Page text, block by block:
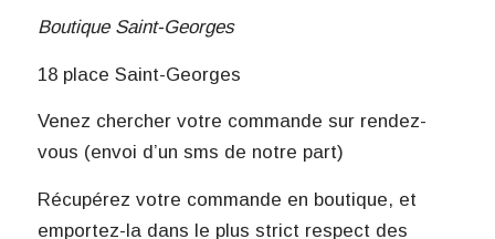
Boutique Saint-Georges
18 place Saint-Georges
Venez chercher votre commande sur rendez-
vous (envoi d’un sms de notre part)
Récupérez votre commande en boutique, et
emportez-la dans le plus strict respect des